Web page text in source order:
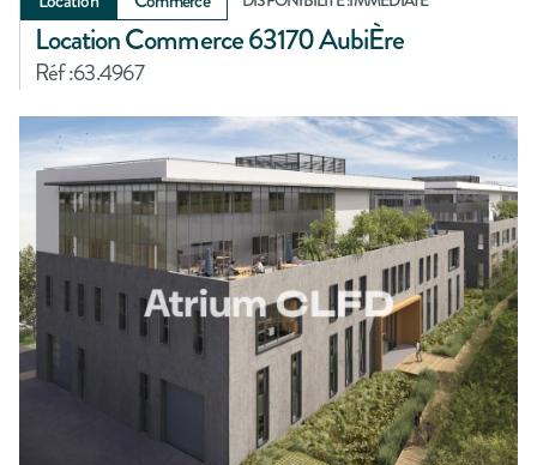
Location Commerce 63170 AubiÈre
Réf :63.4967